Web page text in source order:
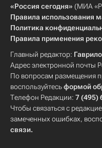
«Россия сегодня» (МИА
Правила использования
Политика
Правила применения
Главный редактор:
Адрес электронной почты
По вопросам размещения
воспользуйтесьформой
Телефон Редакции: 7 (495)
Чтобы связаться с
замеченных ошибках,
связи.